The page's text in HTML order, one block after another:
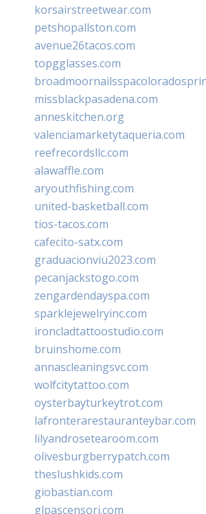
korsairstreetwear.com
petshopallston.com
avenue26tacos.com
topgglasses.com
missblackpasadena.com
anneskitchen.org
valenciamarketytaqueria.com
reefrecordsllc.com
alawaffle.com
aryouthfishing.com
united-basketball.com
tios-tacos.com
cafecito-satx.com
graduacionviu2023.com
pecanjackstogo.com
zengardendayspa.com
sparklejewelryinc.com
ironcladtattoostudio.com
bruinshome.com
annascleaningsvc.com
wolfcitytattoo.com
oysterbayturkeytrot.com
lafronterarestauranteybar.com
lilyandrosetearoom.com
olivesburgberrypatch.com
theslushkids.com
giobastian.com
glpascensori.com